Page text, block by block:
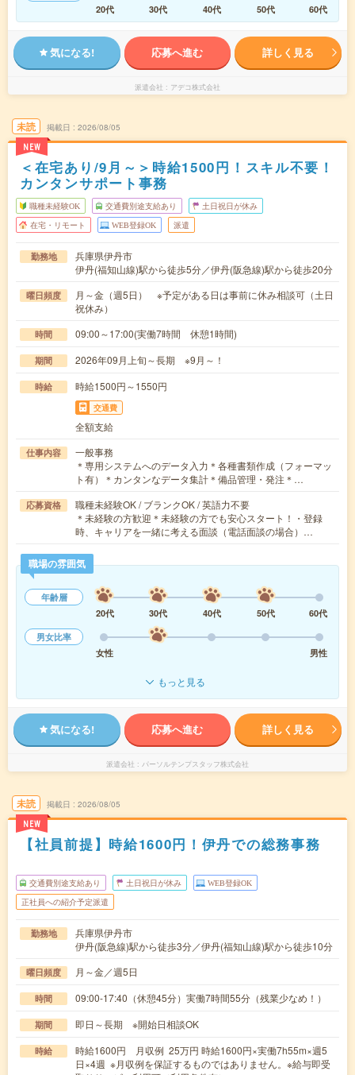
20代
30代 40代 50代 60代
気になる! 応募へ進む 詳しく見る
派遣会社 アデコ株式会社
未読
NEW
掲載日 2026/08/05
＜在宅あり/9月～＞時給1500円！スキル不要！
カンタンサポート事務
職種未経験OK 交通費別途支給あり 土日祝日が休み
在宅・リモート WEB登録OK 派遣
勤務地
兵庫県伊丹市
伊丹(福知山線)駅から徒歩5分／伊丹(阪急線)駅から徒歩20分
曜日頻度
月～金（週5日） ※予定がある日は事前に休み相談可（土日
祝休み）
時間 09:00～17:00(実働7時間 休憩1時間)
期間 2026年09月上旬～長期 ※9月～！
時給 時給1500円～1550円
交通費
全額支給
仕事内容
一般事務
＊専用システムへのデータ入力＊各種書類作成（フォーマッ
ト有）＊カンタンなデータ集計＊備品管理・発注＊…
応募資格
職種未経験OK / ブランクOK / 英語力不要
＊未経験の方歓迎＊未経験の方でも安心スタート！・登録
時、キャリアを一緒に考える面談（電話面談の場合）…
職場の雰囲気
年齢層
20代
30代 40代 50代
60代
男女比率
女性
男性
もっと見る
気になる! 応募へ進む 詳しく見る
派遣会社 パーソルテンプスタッフ株式会社
未読
NEW
掲載日 2026/08/05
【社員前提】時給1600円！伊丹での総務事務
交通費別途支給あり 土日祝日が休み WEB登録OK
正社員への紹介予定派遣
勤務地
兵庫県伊丹市
伊丹(阪急線)駅から徒歩3分／伊丹(福知山線)駅から徒歩10分
曜日頻度 月～金／週5日
時間 09:00-17:40（休憩45分）実働7時間55分（残業少なめ！）
期間 即日～長期 ※開始日相談OK
時給
時給1600円 月収例 25万円 時給1600円×実働7h55m×週5
日×4週 ※月収例を保証するものではありません。※給与即受